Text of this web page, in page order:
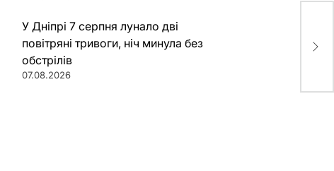
У Дніпрі 7 серпня лунало дві
повітряні тривоги, ніч минула без
обстрілів
07.08.2026